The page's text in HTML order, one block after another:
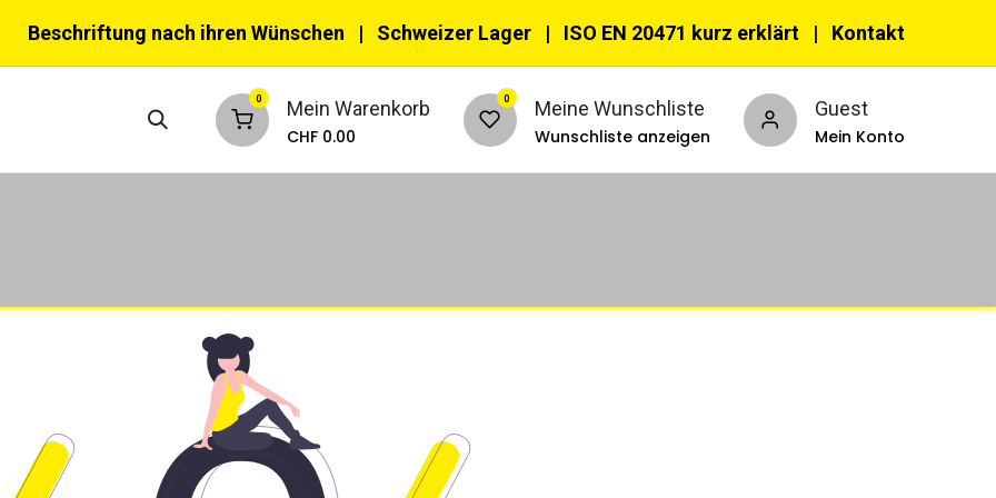
Beschriftung nach ihren Wünschen | Schweizer Lager | ISO EN 20471 kurz erklärt | Kon​​takt
0 Mein Warenkorb
CHF 0.00
0 Meine Wunschliste
Wunschliste anzeigen
Guest
Mein Konto